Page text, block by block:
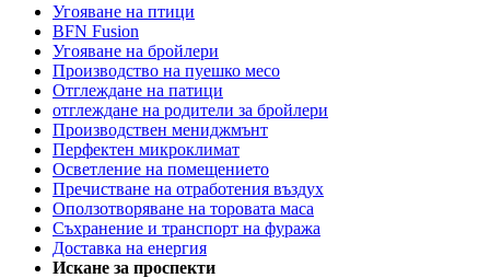
Угояване на птици
BFN Fusion
Угояване на бройлери
Производство на пуешко месо
Отглеждане на патици
отглеждане на родители за бройлери
Производствен мениджмънт
Перфектен микроклимат
Осветление на помещението
Пречистване на отработения въздух
Оползотворяване на торовата маса
Съхранение и транспорт на фуража
Доставка на енергия
Искане за проспекти